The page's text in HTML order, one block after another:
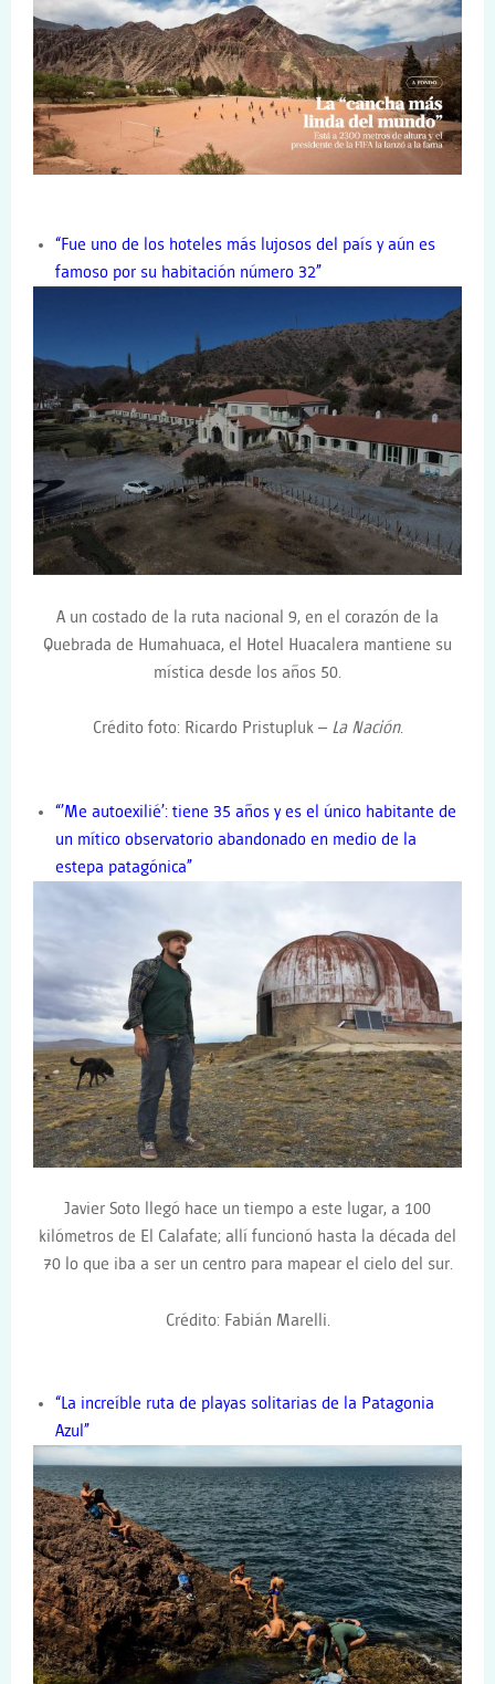
“Fue uno de los hoteles más lujosos del país y aún es
famoso por su habitación número 32”
A un costado de la ruta nacional 9, en el corazón de la
Quebrada de Humahuaca, el Hotel Huacalera mantiene su
mística desde los años 50.
Crédito foto: Ricardo Pristupluk – La Nación.
“’Me autoexilié’: tiene 35 años y es el único habitante de
un mítico observatorio abandonado en medio de la
estepa patagónica”
Javier Soto llegó hace un tiempo a este lugar, a 100
kilómetros de El Calafate; allí funcionó hasta la década del
70 lo que iba a ser un centro para mapear el cielo del sur.
Crédito: Fabián Marelli.
“La increíble ruta de playas solitarias de la Patagonia
Azul”